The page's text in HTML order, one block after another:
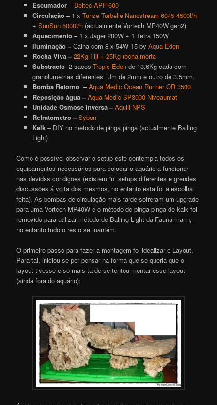
Escumador –Deltec APF 600
Circulação – 1 x Tunze Turbelle Nanostream 6045 4500l/h
+ SunSun 5000l/h(actualmente Vortech MP40W gen2)
Aquecimento – 1 x Jager 200W + 1 Tetra 150W
Iluminação –Calha com 8 x 54W T5 by Aqua Eden
Rocha Viva –22Kg Fiji + 25Kg rocha morta
Substracto- 2 sacos Tropic Edende 13,6Kg cada com
granolumetrias diferentes. Um de 2mm e outro de 3.5mm.
Bomba Retorno –Aqua Medic Ocean Runner OR 3500
Reposição água –Aqua Medic SP3000 Niveaumat
Unidade Osmose Inversa –Aquili NPS
Refratometro –Sybon
Kalk – DIY no metodo de pinga pinga (actualmente Balling
Light)
Como é possível observar o setup este contempla todos os
equipamentos necessários para colocar o aquário a funcionar
nas devidas condições (existem “n” setups diferentes e grendes
discussões á volta dos mesmos, no entanto esta foi a escolha
feita). As bombas de circulação mais tarde sofreram um upgrade
para uma Vortech MP40W e o método de pinga pinga de kalk foi
removido para utilizar método de Balling Light da Fauna marin,
no entanto tudo o resto se mantém.
O primeiro passo para fazer a montagem foi idealizar o Layout.
Para tal, iniciou-se por pensar na forma que se queria que o
layout tivesse e so mais tarde se tentou montar esse layout
(ainda fora do aquário):